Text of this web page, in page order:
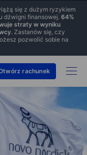
się z dużym ryzykiem
dźwigni finansowej. 64%
straty w wyniku
Zastanów się, czy
pozwolić sobie na
rachunek